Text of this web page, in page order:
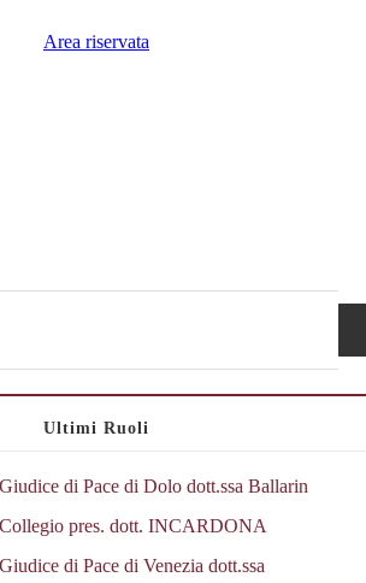
Area riservata
Ultimi Ruoli
di Pace di Dolo dott.ssa Ballarin
pres. dott. INCARDONA
di Pace di Venezia dott.ssa